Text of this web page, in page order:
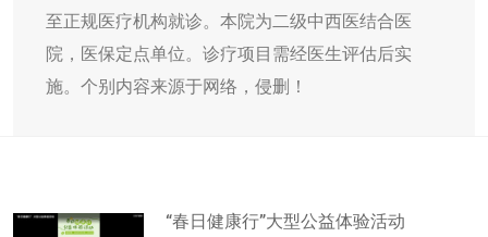
至正规医疗机构就诊。本院为二级中西医结合医
院，医保定点单位。诊疗项目需经医生评估后实
施。个别内容来源于网络，侵删！
“春日健康行”大型公益体验活动